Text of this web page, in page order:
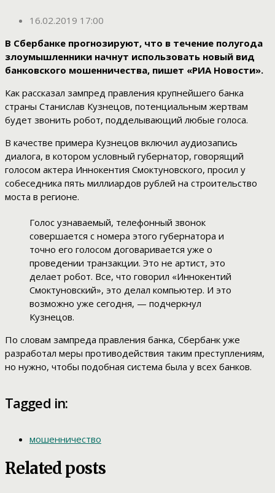
16.02.2019 17:00
В Сбербанке прогнозируют, что в течение полугода
злоумышленники начнут использовать новый вид
банковского мошенничества, пишет «РИА Новости».
Как рассказал зампред правления крупнейшего банка
страны Станислав Кузнецов, потенциальным жертвам
будет звонить робот, подделывающий любые голоса.
В качестве примера Кузнецов включил аудиозапись
диалога, в котором условный губернатор, говорящий
голосом актера Иннокентия Смоктуновского, просил у
собеседника пять миллиардов рублей на строительство
моста в регионе.
Голос узнаваемый, телефонный звонок
совершается с номера этого губернатора и
точно его голосом договаривается уже о
проведении транзакции. Это не артист, это
делает робот. Все, что говорил «Иннокентий
Смоктуновский», это делал компьютер. И это
возможно уже сегодня, — подчеркнул
Кузнецов.
По словам зампреда правления банка, Сбербанк уже
разработал меры противодействия таким преступлениям,
но нужно, чтобы подобная система была у всех банков.
Tagged in:
мошенничество
Related posts